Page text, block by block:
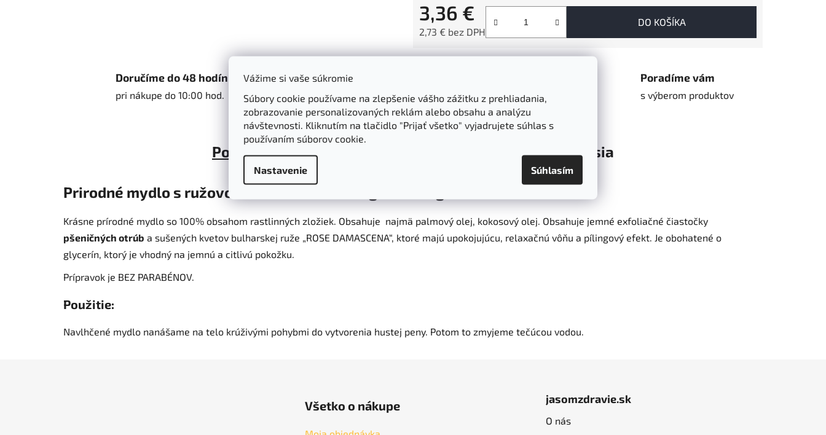
Vážime si vaše súkromie
Súbory cookie používame na zlepšenie vášho zážitku z prehliadania,
zobrazovanie personalizovaných reklám alebo obsahu a analýzu
návštevnosti. Kliknutím na tlačidlo "Prijať všetko" vyjadrujete súhlas s
používaním súborov cookie.
Nastavenie Súhlasím
3,36 €
2,73 € bez DPH
Jednotková cena:
DO KOŠÍKA
Doručíme do 48 hodín
pri nákupe do 10:00 hod.
produkty
boxov
Poradíme vám
s výberom produktov
Popis Parametre Diskusia
Prirodné mydlo s ružovou vodou Rose of Bulgaria 100 g
Krásne prírodné mydlo so 100% obsahom rastlinných zložiek. Obsahuje najmä palmový olej, kokosový olej. Obsahuje jemné exfoliačné čiastočky
pšeničných otrúb a sušených kvetov bulharskej ruže „ROSE DAMASCENA“, ktoré majú upokojujúcu, relaxačnú vôňu a pílingový efekt. Je obohatené o
glycerín, ktorý je vhodný na jemnú a citlivú pokožku.
Prípravok je BEZ PARABÉNOV.
Použitie:
Navlhčené mydlo nanášame na telo krúživými pohybmi do vytvorenia hustej peny. Potom to zmyjeme tečúcou vodou.
Všetko o nákupe jasomzdravie.sk
O nás